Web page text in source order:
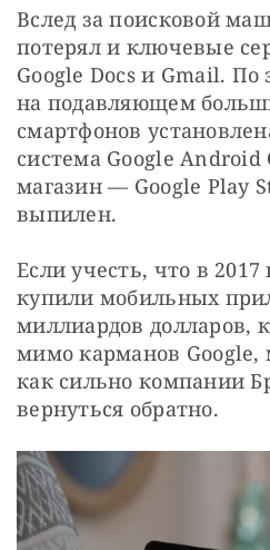
Вслед за поисковой
потерял и ключевые
Google Docs и Gmail.
на подавляющем
смартфонов
система Google Android
магазин — Google Play
выпилен.
Если учесть, что в
купили мобильных
миллиардов долларов,
мимо карманов Google,
как сильно компании
вернуться обратно.